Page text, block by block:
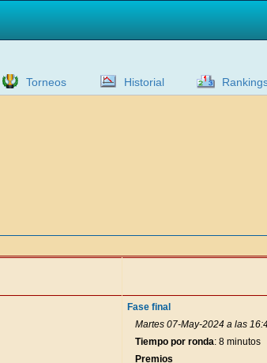
Torneos Historial
Fase final
Martes 07-May-2024 a las
Tiempo por ronda: 8 minutos
Premios